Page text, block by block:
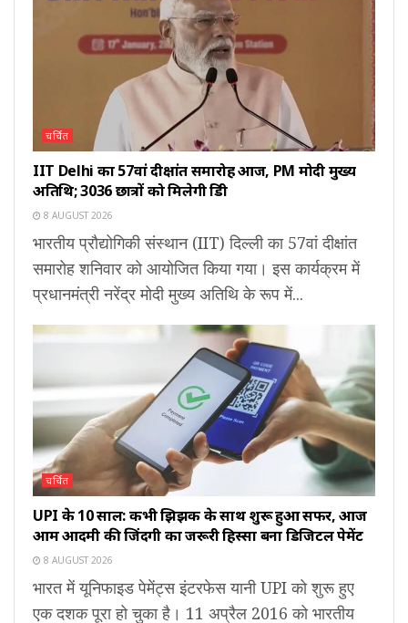
चर्चित
IIT Delhi का 57वां दीक्षांत समारोह आज, PM मोदी मुख्य
अतिथि; 3036 छात्रों को मिलेगी डिग्री
8 AUGUST 2026
भारतीय प्रौद्योगिकी संस्थान (IIT) दिल्ली का 57वां दीक्षांत
समारोह शनिवार को आयोजित किया गया। इस कार्यक्रम में
प्रधानमंत्री नरेंद्र मोदी मुख्य अतिथि के रूप में...
चर्चित
UPI के 10 साल: कभी झिझक के साथ शुरू हुआ सफर, आज
आम आदमी की जिंदगी का जरूरी हिस्सा बना डिजिटल पेमेंट
8 AUGUST 2026
भारत में यूनिफाइड पेमेंट्स इंटरफेस यानी UPI को शुरू हुए
एक दशक पूरा हो चुका है। 11 अप्रैल 2016 को भारतीय